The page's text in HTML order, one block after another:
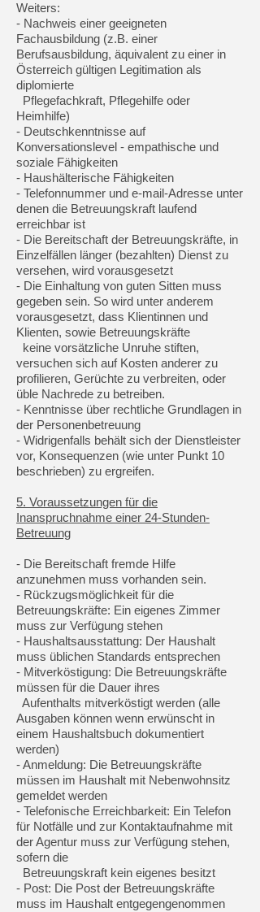
Weiters:
- Nachweis einer geeigneten
Fachausbildung (z.B. einer
Berufsausbildung, äquivalent zu einer in
Österreich gültigen Legitimation als
diplomierte
Pflegefachkraft, Pflegehilfe oder
Heimhilfe)
- Deutschkenntnisse auf
Konversationslevel - empathische und
soziale Fähigkeiten
- Haushälterische Fähigkeiten
- Telefonnummer und e-mail-Adresse unter
denen die Betreuungskraft laufend
erreichbar ist
- Die Bereitschaft der Betreuungskräfte, in
Einzelfällen länger (bezahlten) Dienst zu
versehen, wird vorausgesetzt
- Die Einhaltung von guten Sitten muss
gegeben sein. So wird unter anderem
vorausgesetzt, dass Klientinnen und
Klienten, sowie Betreuungskräfte
keine vorsätzliche Unruhe stiften,
versuchen sich auf Kosten anderer zu
profilieren, Gerüchte zu verbreiten, oder
üble Nachrede zu betreiben.
- Kenntnisse über rechtliche Grundlagen in
der Personenbetreuung
- Widrigenfalls behält sich der Dienstleister
vor, Konsequenzen (wie unter Punkt 10
beschrieben) zu ergreifen.
5. Voraussetzungen für die
Inanspruchnahme einer 24-Stunden-
Betreuung
- Die Bereitschaft fremde Hilfe
anzunehmen muss vorhanden sein.
- Rückzugsmöglichkeit für die
Betreuungskräfte: Ein eigenes Zimmer
muss zur Verfügung stehen
- Haushaltsausstattung: Der Haushalt
muss üblichen Standards entsprechen
- Mitverköstigung: Die Betreuungskräfte
müssen für die Dauer ihres
Aufenthalts mitverköstigt werden (alle
Ausgaben können wenn erwünscht in
einem Haushaltsbuch dokumentiert
werden)
- Anmeldung: Die Betreuungskräfte
müssen im Haushalt mit Nebenwohnsitz
gemeldet werden
- Telefonische Erreichbarkeit: Ein Telefon
für Notfälle und zur Kontaktaufnahme mit
der Agentur muss zur Verfügung stehen,
sofern die
Betreuungskraft kein eigenes besitzt
- Post: Die Post der Betreuungskräfte
muss im Haushalt entgegengenommen